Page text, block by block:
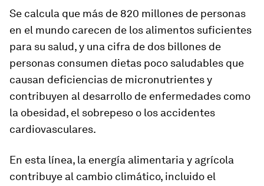
Se calcula que más de 820 millones de personas
en el mundo carecen de los alimentos suficientes
para su salud, y una cifra de dos billones de
personas consumen dietas poco saludables que
causan deficiencias de micronutrientes y
contribuyen al desarrollo de enfermedades como
la obesidad, el sobrepeso o los accidentes
cardiovasculares.
En esta línea, la energía alimentaria y agrícola
contribuye al cambio climático, incluido el